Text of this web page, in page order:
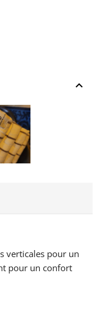
keyboard_arrow_up
verticales pour un
pour un confort